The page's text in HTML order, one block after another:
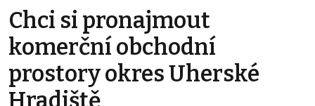
Chci si pronajmout
komerční obchodní
prostory okres Uherské
Hradiště